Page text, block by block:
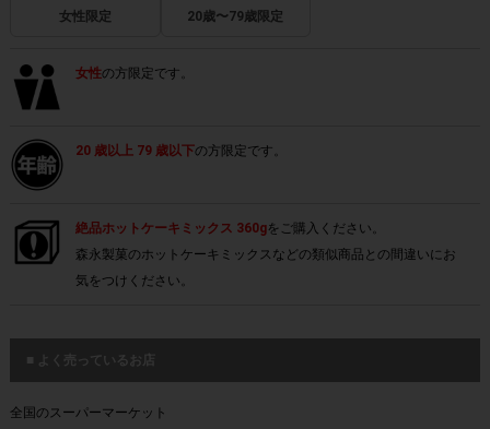
女性限定 20歳〜79歳限定
女性の方限定です。
20 歳以上 79 歳以下の方限定です。
絶品ホットケーキミックス 360gをご購入ください。
森永製菓のホットケーキミックスなどの類似商品との間違いにお
気をつけください。
■ よく売っているお店
全国のスーパーマーケット